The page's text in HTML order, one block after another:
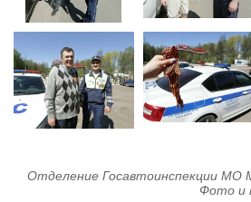
Отделение Госавтоинспекции МО
Фото и